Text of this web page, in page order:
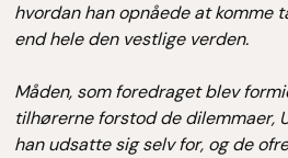
hvordan han opnåede at
end hele den vestlige verden.
Måden, som foredraget blev
tilhørerne forstod de dilemmaer,
han udsatte sig selv for, og de